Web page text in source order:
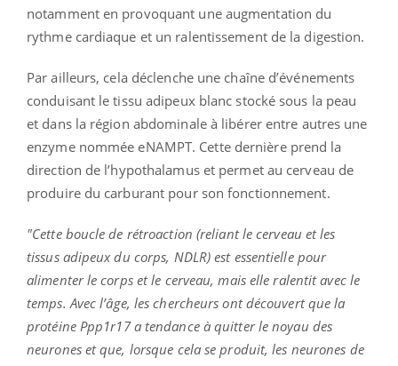
notamment en provoquant une augmentation du
rythme cardiaque et un ralentissement de la digestion.
Par ailleurs, cela déclenche une chaîne d’événements
conduisant le tissu adipeux blanc stocké sous la peau
et dans la région abdominale à libérer entre autres une
enzyme nommée eNAMPT. Cette dernière prend la
direction de l’hypothalamus et permet au cerveau de
produire du carburant pour son fonctionnement.
"Cette boucle de rétroaction (reliant le cerveau et les
tissus adipeux du corps, NDLR) est essentielle pour
alimenter le corps et le cerveau, mais elle ralentit avec le
temps. Avec l’âge, les chercheurs ont découvert que la
protéine Ppp1r17a tendance à quitter le noyau des
neurones et que, lorsque cela se produit, les neurones de